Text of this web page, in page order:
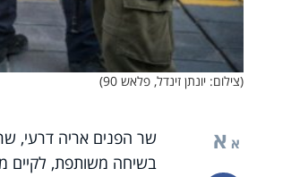
(צילום: יונתן זינדל, פלאש 90)
א א
שר הפנים אריה דרעי,
בשיחה משותפת, לקיים